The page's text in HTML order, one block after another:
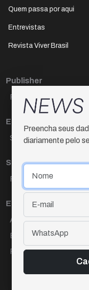
Quem passa por aqui
Entrevistas
Revista Viver Brasil
Publisher
Paulo Cesar de Oliveira
Editora Chefe
Sueli Cotta
Sub-editora
Raquel Ayres
Equipe
Ana Lúcia Cortez
Eliane Hardy
Fernando Torres
Preencha seus
diariamente pelo